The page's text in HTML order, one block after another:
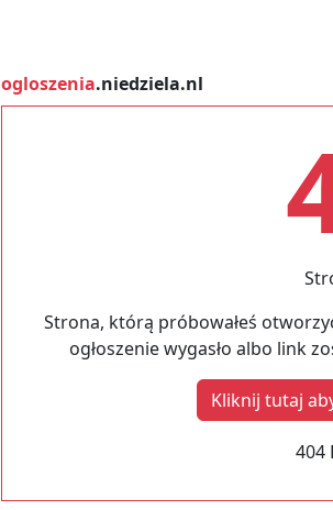
ogloszenia.niedziela.nl
Strona, którą próbowałeś
ogłoszenie wygasło albo link
Kliknij tutaj
404